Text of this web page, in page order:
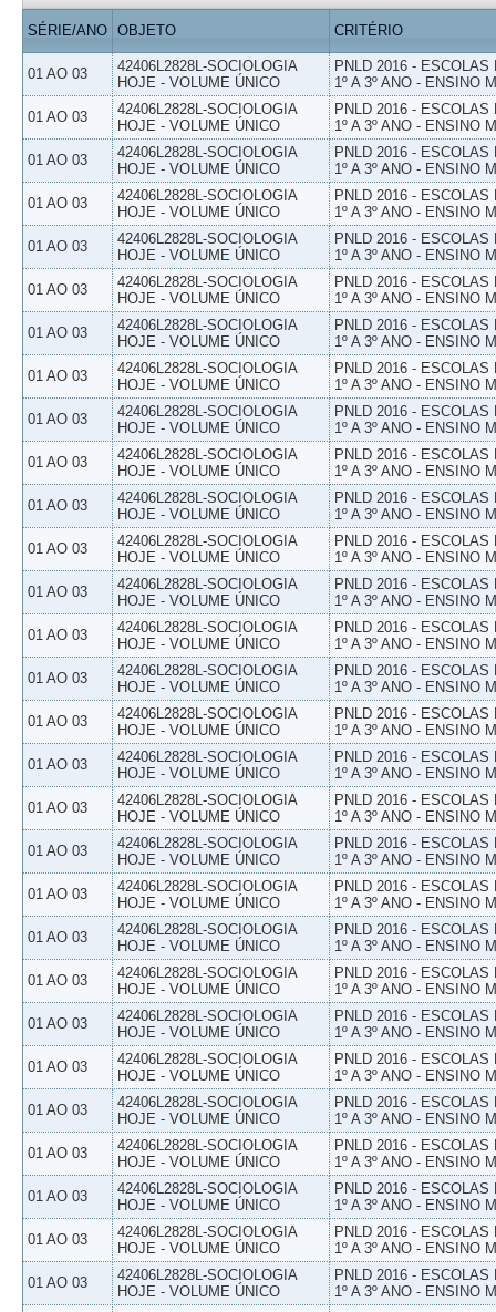
SÉRIE/ANO OBJETO CRITÉRIO
01 AO 03
42406L2828L-SOCIOLOGIA
HOJE - VOLUME ÚNICO
PNLD 2016 -
1º A 3º ANO - ENSINO
01 AO 03
42406L2828L-SOCIOLOGIA
HOJE - VOLUME ÚNICO
PNLD 2016 -
1º A 3º ANO - ENSINO
01 AO 03
42406L2828L-SOCIOLOGIA
HOJE - VOLUME ÚNICO
PNLD 2016 -
1º A 3º ANO - ENSINO
01 AO 03
42406L2828L-SOCIOLOGIA
HOJE - VOLUME ÚNICO
PNLD 2016 -
1º A 3º ANO - ENSINO
01 AO 03
42406L2828L-SOCIOLOGIA
HOJE - VOLUME ÚNICO
PNLD 2016 -
1º A 3º ANO - ENSINO
01 AO 03
42406L2828L-SOCIOLOGIA
HOJE - VOLUME ÚNICO
PNLD 2016 -
1º A 3º ANO - ENSINO
01 AO 03
42406L2828L-SOCIOLOGIA
HOJE - VOLUME ÚNICO
PNLD 2016 -
1º A 3º ANO - ENSINO
01 AO 03
42406L2828L-SOCIOLOGIA
HOJE - VOLUME ÚNICO
PNLD 2016 -
1º A 3º ANO - ENSINO
01 AO 03
42406L2828L-SOCIOLOGIA
HOJE - VOLUME ÚNICO
PNLD 2016 -
1º A 3º ANO - ENSINO
01 AO 03
42406L2828L-SOCIOLOGIA
HOJE - VOLUME ÚNICO
PNLD 2016 -
1º A 3º ANO - ENSINO
01 AO 03
42406L2828L-SOCIOLOGIA
HOJE - VOLUME ÚNICO
PNLD 2016 -
1º A 3º ANO - ENSINO
01 AO 03
42406L2828L-SOCIOLOGIA
HOJE - VOLUME ÚNICO
PNLD 2016 -
1º A 3º ANO - ENSINO
01 AO 03
42406L2828L-SOCIOLOGIA
HOJE - VOLUME ÚNICO
PNLD 2016 -
1º A 3º ANO - ENSINO
01 AO 03
42406L2828L-SOCIOLOGIA
HOJE - VOLUME ÚNICO
PNLD 2016 -
1º A 3º ANO - ENSINO
01 AO 03
42406L2828L-SOCIOLOGIA
HOJE - VOLUME ÚNICO
PNLD 2016 -
1º A 3º ANO - ENSINO
01 AO 03
42406L2828L-SOCIOLOGIA
HOJE - VOLUME ÚNICO
PNLD 2016 -
1º A 3º ANO - ENSINO
01 AO 03
42406L2828L-SOCIOLOGIA
HOJE - VOLUME ÚNICO
PNLD 2016 -
1º A 3º ANO - ENSINO
01 AO 03
42406L2828L-SOCIOLOGIA
HOJE - VOLUME ÚNICO
PNLD 2016 -
1º A 3º ANO - ENSINO
01 AO 03
42406L2828L-SOCIOLOGIA
HOJE - VOLUME ÚNICO
PNLD 2016 -
1º A 3º ANO - ENSINO
01 AO 03
42406L2828L-SOCIOLOGIA
HOJE - VOLUME ÚNICO
PNLD 2016 -
1º A 3º ANO - ENSINO
01 AO 03
42406L2828L-SOCIOLOGIA
HOJE - VOLUME ÚNICO
PNLD 2016 -
1º A 3º ANO - ENSINO
01 AO 03
42406L2828L-SOCIOLOGIA
HOJE - VOLUME ÚNICO
PNLD 2016 -
1º A 3º ANO - ENSINO
01 AO 03
42406L2828L-SOCIOLOGIA
HOJE - VOLUME ÚNICO
PNLD 2016 -
1º A 3º ANO - ENSINO
01 AO 03
42406L2828L-SOCIOLOGIA
HOJE - VOLUME ÚNICO
PNLD 2016 -
1º A 3º ANO - ENSINO
01 AO 03
42406L2828L-SOCIOLOGIA
HOJE - VOLUME ÚNICO
PNLD 2016 -
1º A 3º ANO - ENSINO
01 AO 03
42406L2828L-SOCIOLOGIA
HOJE - VOLUME ÚNICO
PNLD 2016 -
1º A 3º ANO - ENSINO
01 AO 03
42406L2828L-SOCIOLOGIA
HOJE - VOLUME ÚNICO
PNLD 2016 -
1º A 3º ANO - ENSINO
01 AO 03
42406L2828L-SOCIOLOGIA
HOJE - VOLUME ÚNICO
PNLD 2016 -
1º A 3º ANO - ENSINO
01 AO 03
42406L2828L-SOCIOLOGIA
HOJE - VOLUME ÚNICO
PNLD 2016 -
1º A 3º ANO - ENSINO